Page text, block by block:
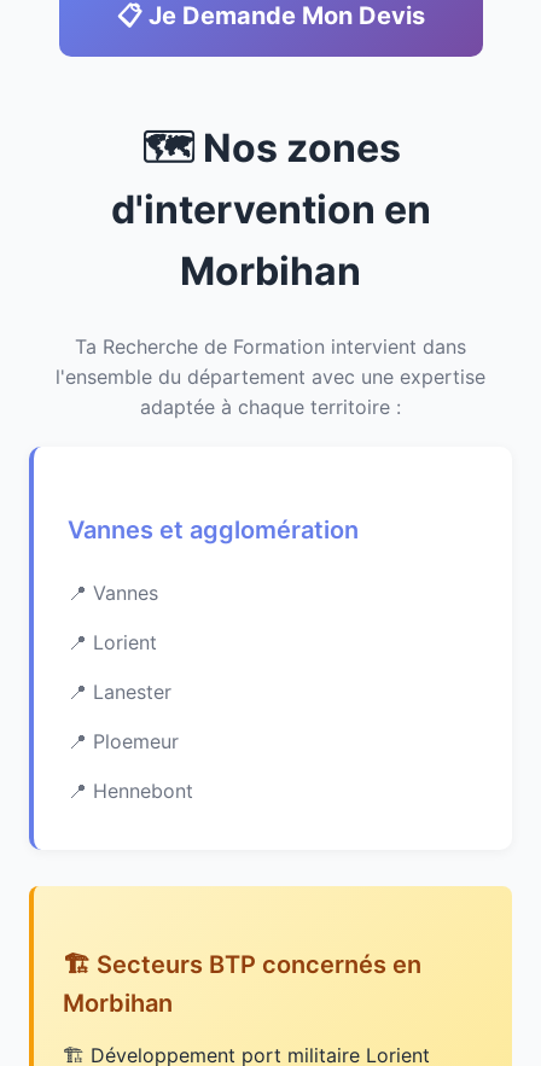
📋 Je Demande Mon Devis
🗺️ Nos zones
d'intervention en
Morbihan
Ta Recherche de Formation intervient dans
l'ensemble du département avec une expertise
adaptée à chaque territoire :
Vannes et agglomération
Vannes
Lorient
Lanester
Ploemeur
Hennebont
🏗️ Secteurs BTP concernés en
Morbihan
Développement port militaire Lorient